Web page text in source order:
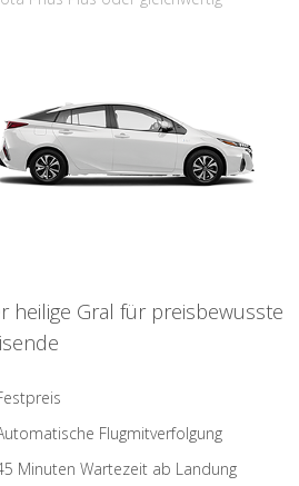
heilige Gral für preisbewusste
Flugmitverfolgung
Minuten Wartezeit ab Landung